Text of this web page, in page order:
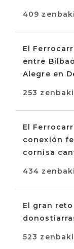
409
El
entre
Alegre en
253
El
conexión
cornisa
434
El gran
523